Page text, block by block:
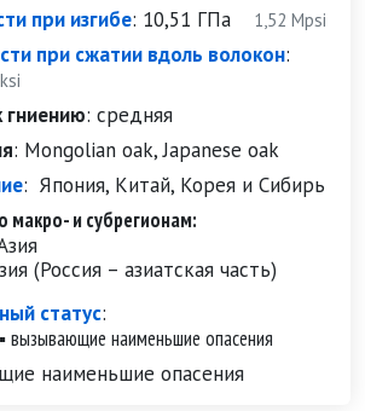
при изгибе: 10,51 ГПа 1,52 Mpsi
при сжатии вдоль волокон:
гниению: средняя
: Mongolian oak, Japanese oak
: Япония, Китай, Корея и Сибирь
макро- и субрегионам:
(Россия – азиатская часть)
статус:
вызывающие наименьшие опасения